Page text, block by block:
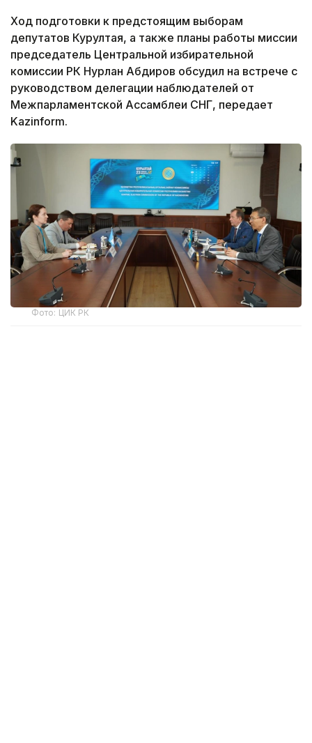
Ход подготовки к предстоящим выборам
депутатов Курултая, а также планы работы миссии
председатель Центральной избирательной
комиссии РК Нурлан Абдиров обсудил на встрече с
руководством делегации наблюдателей от
Межпарламентской Ассамблеи СНГ, передает
Kazinform.
Фото: ЦИК РК